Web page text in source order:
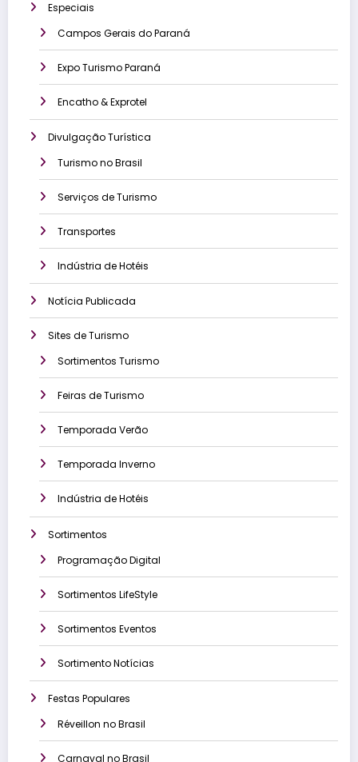
Especiais
Campos Gerais do Paraná
Expo Turismo Paraná
Encatho & Exprotel
Divulgação Turística
Turismo no Brasil
Serviços de Turismo
Transportes
Indústria de Hotéis
Notícia Publicada
Sites de Turismo
Sortimentos Turismo
Feiras de Turismo
Temporada Verão
Temporada Inverno
Indústria de Hotéis
Sortimentos
Programação Digital
Sortimentos LifeStyle
Sortimentos Eventos
Sortimento Notícias
Festas Populares
Réveillon no Brasil
Carnaval no Brasil